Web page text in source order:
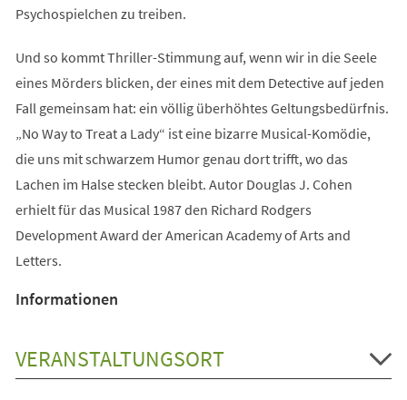
Psychospielchen zu treiben.
Und so kommt Thriller-Stimmung auf, wenn wir in die Seele
eines Mörders blicken, der eines mit dem Detective auf jeden
Fall gemeinsam hat: ein völlig überhöhtes Geltungsbedürfnis.
„No Way to Treat a Lady“ ist eine bizarre Musical-Komödie,
die uns mit schwarzem Humor genau dort trifft, wo das
Lachen im Halse stecken bleibt. Autor Douglas J. Cohen
erhielt für das Musical 1987 den Richard Rodgers
Development Award der American Academy of Arts and
Letters.
Informationen
VERANSTALTUNGSORT